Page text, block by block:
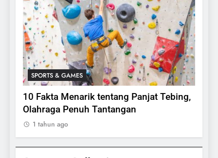
SPORTS & GAMES
10 Fakta Menarik tentang Panjat Tebing,
Olahraga Penuh Tantangan
1 tahun ago